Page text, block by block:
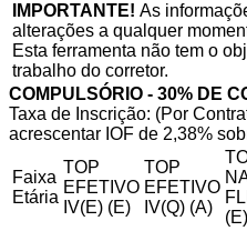
IMPORTANTE! As
alterações a qualquer
Esta ferramenta não tem o
trabalho do corretor.
COMPULSÓRIO - 30% DE
Taxa de Inscrição: (Por
acrescentar IOF de 2,38%
Faixa
Etária
TOP
EFETIVO
IV(E) (E)
TOP
EFETIVO
IV(Q) (A)
(E)